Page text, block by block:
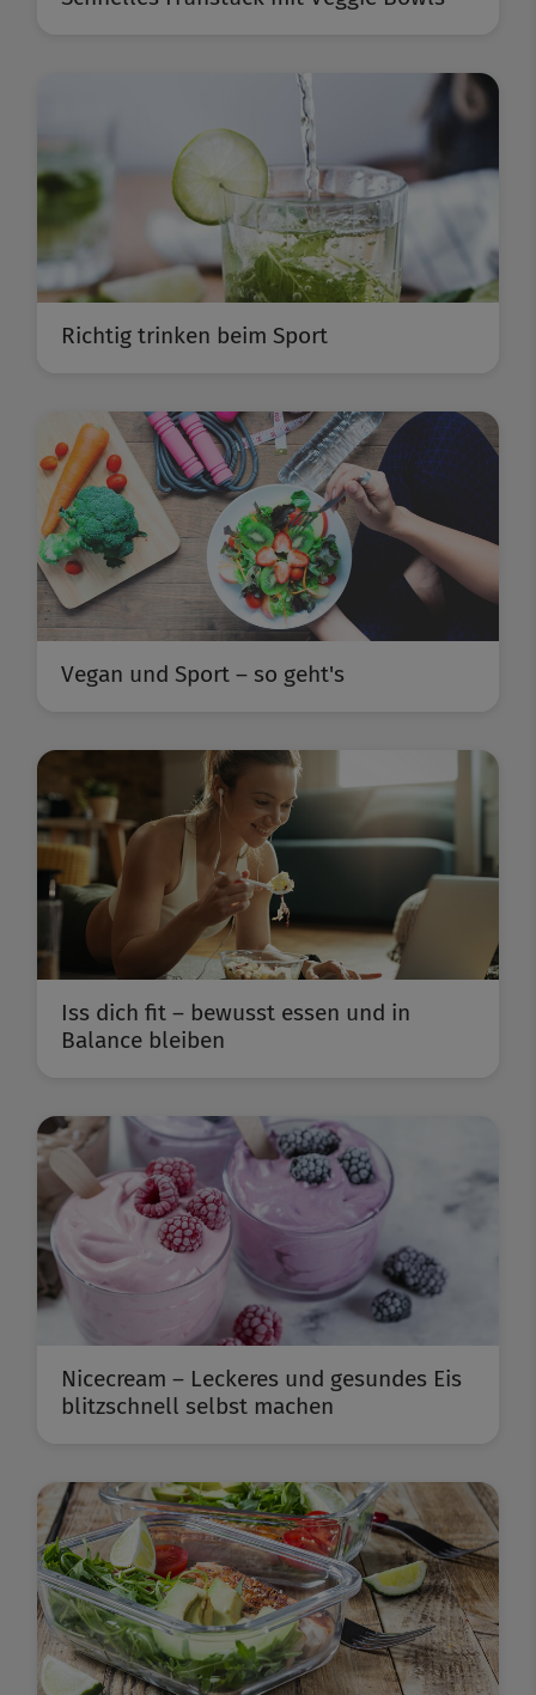
Richtig trinken beim Sport
Vegan und Sport – so geht's
Iss dich fit – bewusst essen und in
Balance bleiben
Nicecream – Leckeres und gesundes Eis
blitzschnell selbst machen